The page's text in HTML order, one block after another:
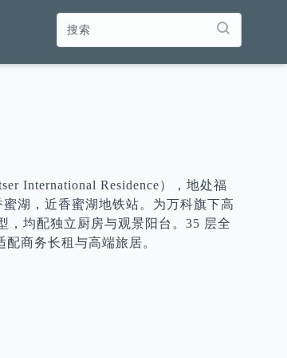
International Residence），地处福
湖，近香蜜湖地铁站。为万科旗下高
，均配独立厨房与观景阳台。35 层全
商务长租与高端旅居。